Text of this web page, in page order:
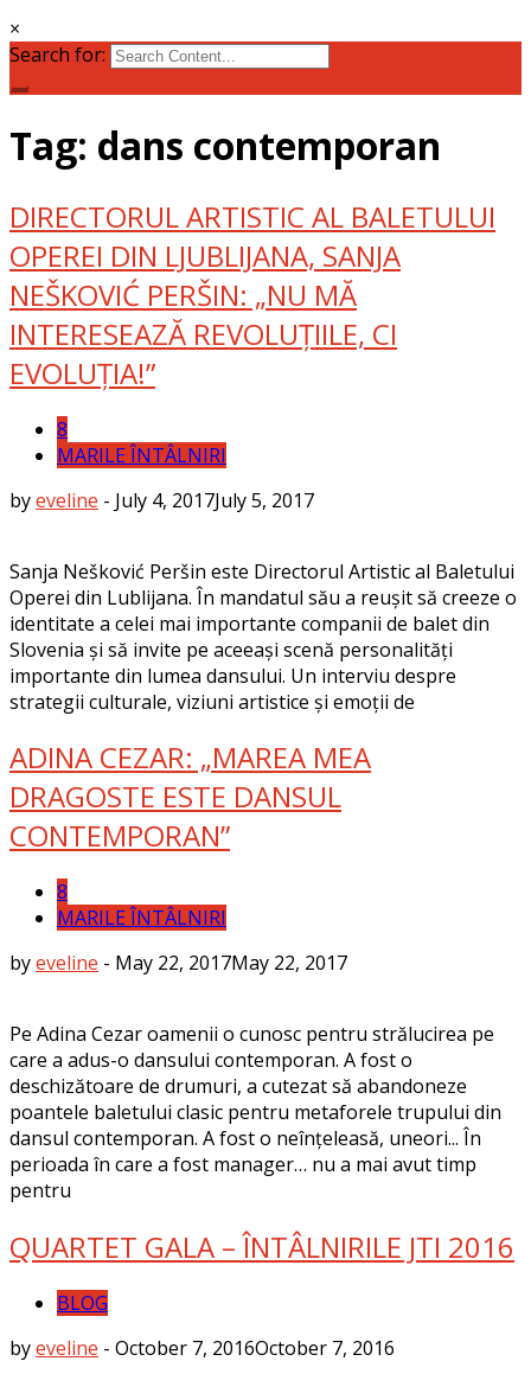
×
Search for:
Tag: dans contemporan
DIRECTORUL ARTISTIC AL BALETULUI
OPEREI DIN LJUBLIJANA, SANJA
NEŠKOVIĆ PERŠIN: „NU MĂ
INTERESEAZĂ REVOLUȚIILE, CI
EVOLUȚIA!”
8
MARILE ÎNTÂLNIRI
byeveline - July 4, 2017July 5, 2017
Sanja Nešković Peršin este Directorul Artistic al Baletului
Operei din Lublijana. În mandatul său a reușit să creeze o
identitate a celei mai importante companii de balet din
Slovenia și să invite pe aceeași scenă personalități
importante din lumea dansului. Un interviu despre
strategii culturale, viziuni artistice și emoții de
ADINA CEZAR: „MAREA MEA
DRAGOSTE ESTE DANSUL
CONTEMPORAN”
8
MARILE ÎNTÂLNIRI
byeveline - May 22, 2017May 22, 2017
Pe Adina Cezar oamenii o cunosc pentru strălucirea pe
care a adus-o dansului contemporan. A fost o
deschizătoare de drumuri, a cutezat să abandoneze
poantele baletului clasic pentru metaforele trupului din
dansul contemporan. A fost o neînțeleasă, uneori... În
perioada în care a fost manager… nu a mai avut timp
pentru
QUARTET GALA – ÎNTÂLNIRILE JTI 2016
BLOG
byeveline - October 7, 2016October 7, 2016